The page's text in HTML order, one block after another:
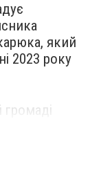
який
2023 року